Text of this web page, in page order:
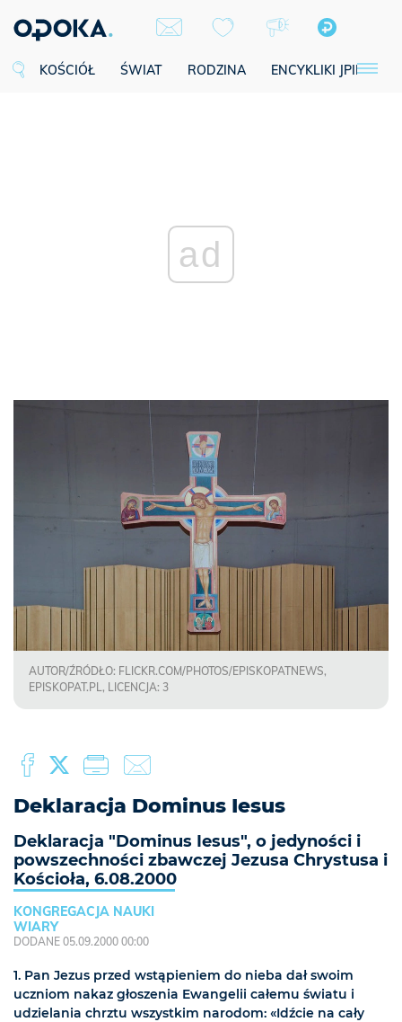
KOŚCIÓŁ ŚWIAT RODZINA ENCYKLIKI JPII
ad
AUTOR/ŹRÓDŁO: FLICKR.COM/PHOTOS/EPISKOPATNEWS,
EPISKOPAT.PL, LICENCJA: 3
Deklaracja Dominus Iesus
Deklaracja "Dominus Iesus", o jedyności i
powszechności zbawczej Jezusa Chrystusa i
Kościoła, 6.08.2000
KONGREGACJA NAUKI
WIARY
DODANE 05.09.2000 00:00
1. Pan Jezus przed wstąpieniem do nieba dał swoim
uczniom nakaz głoszenia Ewangelii całemu światu i
udzielania chrztu wszystkim narodom: «Idźcie na cały